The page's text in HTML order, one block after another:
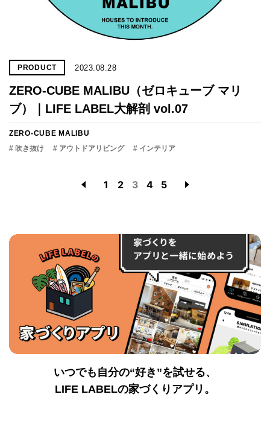
PRODUCT 2023.08.28
ZERO-CUBE MALIBU（ゼロキューブ マリ
ブ）｜LIFE LABEL大解剖 vol.07
ZERO-CUBE MALIBU
# 吹き抜け
# アウトドアリビング # インテリア
1 2 3 4 5
いつでも自分の“好き”を試せる、
LIFE LABELの家づくりアプリ。